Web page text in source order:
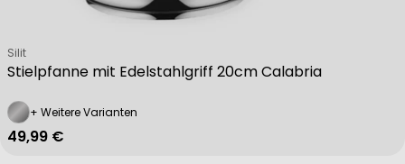
Stielpfanne mit Edelstahlgriff 20cm Calabria
Verkäufer:
Silit
+ Weitere Varianten
Regulärer Preis
49,99 €